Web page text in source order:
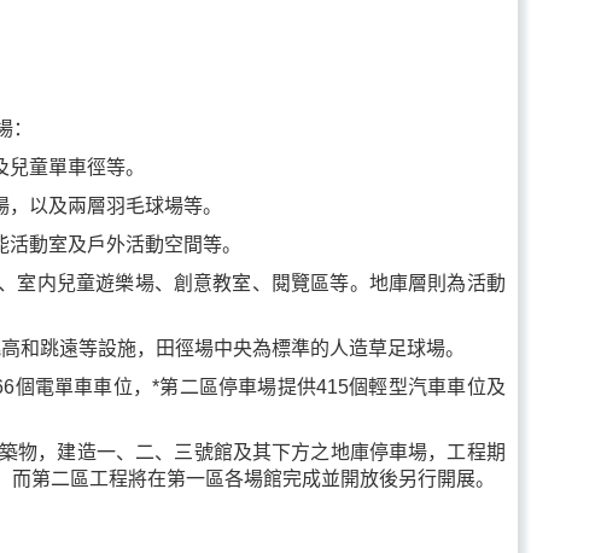
童單車徑等。
以及兩層羽毛球場等。
動室及戶外活動空間等。
室内兒童遊樂場、創意教室、閱覽區等。地庫層則為活動
和跳遠等設施，田徑場中央為標準的人造草足球場。
電單車車位，*第二區停車場提供415個輕型汽車車位及
物，建造一、二、三號館及其下方之地庫停車場，工程期
第二區工程將在第一區各場館完成並開放後另行開展。